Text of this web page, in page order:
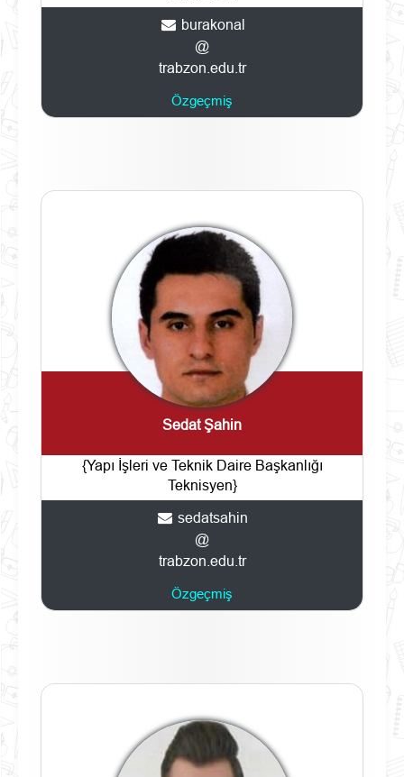
burakonal
@
trabzon.edu.tr
Özgeçmiş
Sedat Şahin
{Yapı İşleri ve Teknik Daire Başkanlığı
Teknisyen}
sedatsahin
@
trabzon.edu.tr
Özgeçmiş